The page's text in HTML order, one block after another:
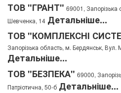
ТОВ "ГРАНТ" 69001, Запорізька
Шевченка, 14 Детальніше...
ТОВ "КОМПЛЕКСНІ
Запорізька область, м. Бердянськ,
Детальніше...
ТОВ "БЕЗПЕКА" 69000,
Патріотична, 50-б Детальніше...